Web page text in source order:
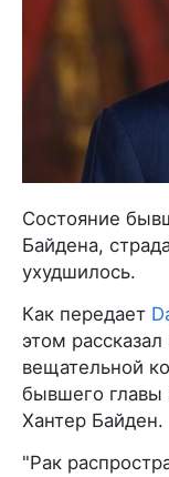
Состояние
Байдена,
ухудшилось.
Как передает
этом
вещательной
бывшего главы
Хантер Байден.
"Рак